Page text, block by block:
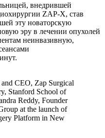
внедрившей
ZAP-X, став
эту новаторскую
эру в лечении опухолей
неинвазивную,
CEO, Zap Surgical
Stanford School of
Reddy, Founder
at the launch of
Platform in New